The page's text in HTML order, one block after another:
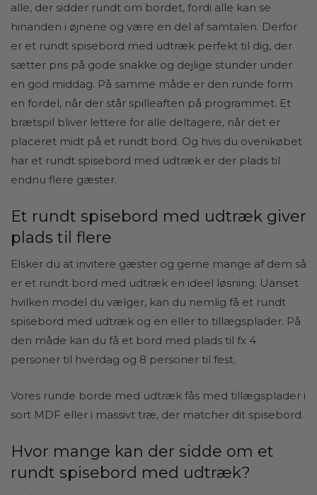
alle, der sidder rundt om bordet, fordi alle kan se
hinanden i øjnene og være en del af samtalen. Derfor
er et rundt spisebord med udtræk perfekt til dig, der
sætter pris på gode snakke og dejlige stunder under
en god middag. På samme måde er den runde form
en fordel, når der står spilleaften på programmet. Et
brætspil bliver lettere for alle deltagere, når det er
placeret midt på et rundt bord. Og hvis du ovenikøbet
har et rundt spisebord med udtræk er der plads til
endnu flere gæster.
Et rundt spisebord med udtræk giver
plads til flere
Elsker du at invitere gæster og gerne mange af dem så
er et rundt bord med udtræk en ideel løsning. Uanset
hvilken model du vælger, kan du nemlig få et rundt
spisebord med udtræk og en eller to tillægsplader. På
den måde kan du få et bord med plads til fx 4
personer til hverdag og 8 personer til fest.
Vores runde borde med udtræk fås med tillægsplader i
sort MDF eller i massivt træ, der matcher dit spisebord.
Hvor mange kan der sidde om et
rundt spisebord med udtræk?